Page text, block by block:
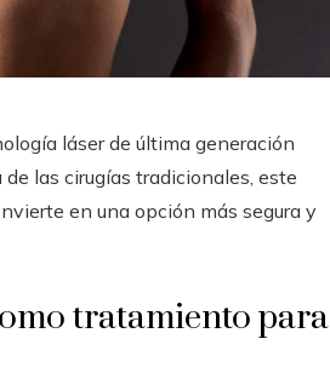
láser de última generación
las cirugías tradicionales, este
en una opción más segura y
tratamiento para